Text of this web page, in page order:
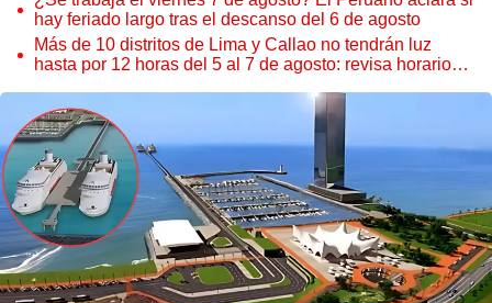
hay feriado largo tras el descanso del 6 de agosto
Más de 10 distritos de Lima y Callao no tendrán luz
hasta por 12 horas del 5 al 7 de agosto: revisa horarios y